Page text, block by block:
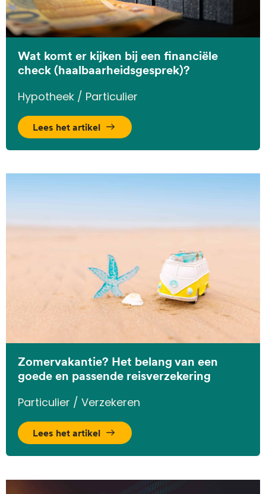
Wat komt er kijken bij een financiële
check (haalbaarheidsgesprek)?
Hypotheek / Particulier
Lees het artikel
Zomervakantie? Het belang van een
goede en passende reisverzekering
Particulier / Verzekeren
Lees het artikel